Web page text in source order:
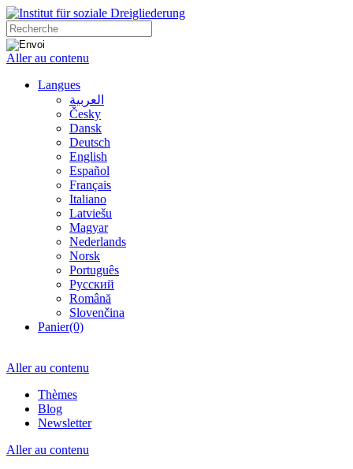
Aller au contenu
Langues
العربية
Česky
Dansk
Deutsch
English
Español
Français
Italiano
Latviešu
Magyar
Nederlands
Norsk
Português
Русский
Română
Slovenčina
Panier(0)
Aller au contenu
Thèmes
Blog
Newsletter
Aller au contenu